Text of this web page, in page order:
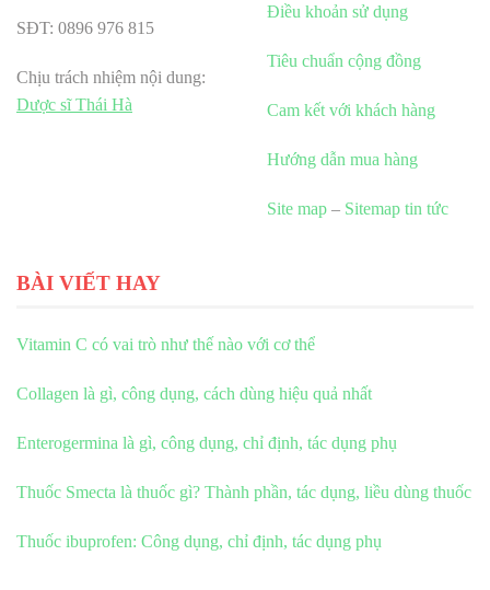
SĐT: 0896 976 815
Chịu trách nhiệm nội dung:
Dược sĩ Thái Hà
Điều khoản sử dụng
Tiêu chuẩn cộng đồng
Cam kết với khách hàng
Hướng dẫn mua hàng
Site map – Sitemap tin tức
BÀI VIẾT HAY
Vitamin C có vai trò như thế nào với cơ thể
Collagen là gì, công dụng, cách dùng hiệu quả nhất
Enterogermina là gì, công dụng, chỉ định, tác dụng phụ
Thuốc Smecta là thuốc gì? Thành phần, tác dụng, liều dùng thuốc
Thuốc ibuprofen: Công dụng, chỉ định, tác dụng phụ